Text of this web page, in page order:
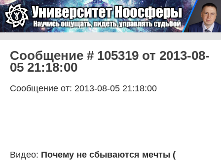
Университет Ноосферы
Сообщение # 105319 от 2013-08-
05 21:18:00
Сообщение от: 2013-08-05 21:18:00
Видео: Почему не сбываются мечты (